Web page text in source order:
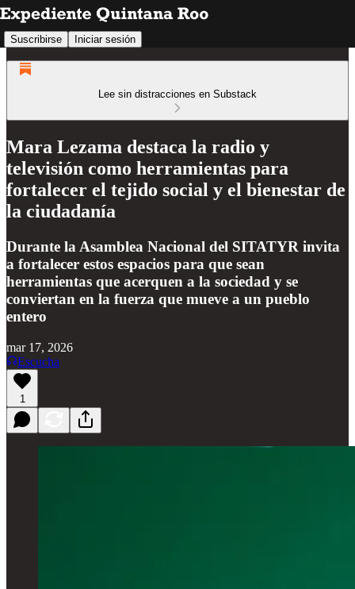
Suscribirse Iniciar sesión
Lee sin distracciones en Substack
Mara Lezama destaca la radio y
televisión como herramientas para
fortalecer el tejido social y el bienestar de
la ciudadanía
Durante la Asamblea Nacional del SITATYR invita
a fortalecer estos espacios para que sean
herramientas que acerquen a la sociedad y se
conviertan en la fuerza que mueve a un pueblo
entero
mar 17, 2026
Escucha
1